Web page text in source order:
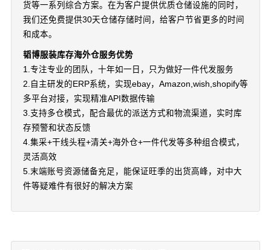
货等一系列综合方案。在为客户提供优质仓储设施的同时，
我们还免费提供30天仓储存储时间，给客户节省更多的时间
和成本。
韬博服装库存海外仓服务优势
1.专注专业的团队，十年如一日，只为做好一件代发服务
2.自主研发的ERP系统，实现ebay，Amazon,wish,shopify等
多平台对接，实现精准API数据传输
3.支持多仓模式，配合最优的派送方式和物流渠道，实时库
存预警和状态反馈
4.集采+干线头程+清关+海外仓+一件代发等多种组合模式，
灵活高效
5.末端账号资源储备充足，能保证旺季的出货高峰，对中大
件等疑难件有很好的解决方案